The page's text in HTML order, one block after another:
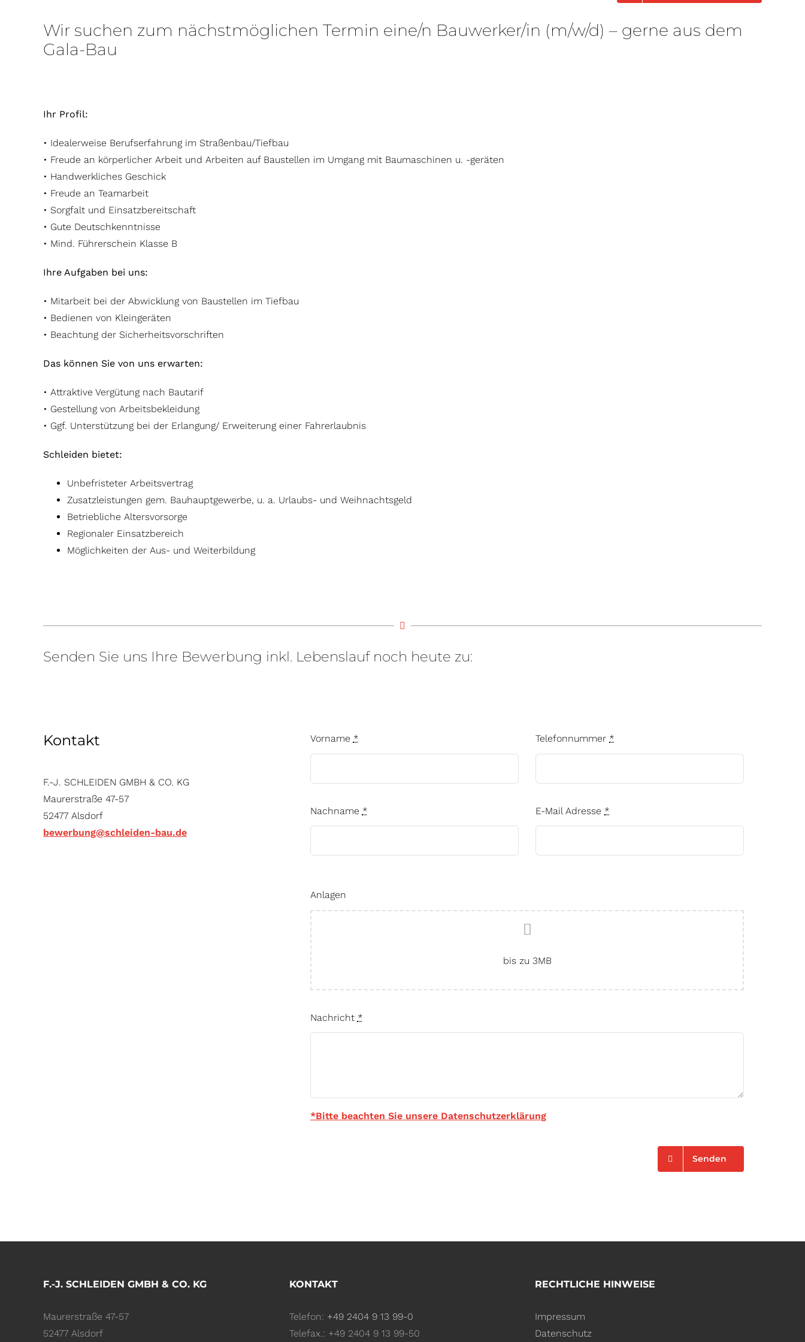
Wir suchen zum nächstmöglichen Termin eine/n Bauwerker/in (m/w/d) – gerne aus dem
Gala-Bau
Ihr Profil:
• Idealerweise Berufserfahrung im Straßenbau/Tiefbau
• Freude an körperlicher Arbeit und Arbeiten auf Baustellen im Umgang mit Baumaschinen u. -geräten
• Handwerkliches Geschick
• Freude an Teamarbeit
• Sorgfalt und Einsatzbereitschaft
• Gute Deutschkenntnisse
• Mind. Führerschein Klasse B
Ihre Aufgaben bei uns:
• Mitarbeit bei der Abwicklung von Baustellen im Tiefbau
• Bedienen von Kleingeräten
• Beachtung der Sicherheitsvorschriften
Das können Sie von uns erwarten:
• Attraktive Vergütung nach Bautarif
• Gestellung von Arbeitsbekleidung
• Ggf. Unterstützung bei der Erlangung/ Erweiterung einer Fahrerlaubnis
Schleiden bietet:
Unbefristeter Arbeitsvertrag
Zusatzleistungen gem. Bauhauptgewerbe, u. a. Urlaubs- und Weihnachtsgeld
Betriebliche Altersvorsorge
Regionaler Einsatzbereich
Möglichkeiten der Aus- und Weiterbildung
Senden Sie uns Ihre Bewerbung inkl. Lebenslauf noch heute zu:
Kontakt
F.-J. SCHLEIDEN GMBH & CO. KG
Maurerstraße 47-57
52477 Alsdorf
bewerbung@schleiden-bau.de
Vorname *
Nachname *
Telefonnummer *
E-Mail Adresse *
Anlagen
bis zu 3MB
Nachricht *
*Bitte beachten Sie unsere Datenschutzerklärung
Senden
F.-J. SCHLEIDEN GMBH & CO. KG
Maurerstraße 47-57
52477 Alsdorf
KONTAKT
Telefon: +49 2404 9 13 99-0
Telefax.: +49 2404 9 13 99-50
RECHTLICHE HINWEISE
Impressum
Datenschutz